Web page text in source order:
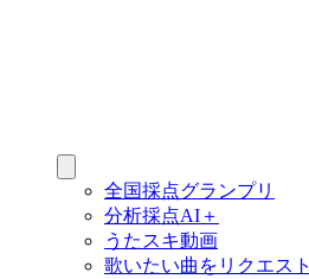
全国採点グランプリ
分析採点AI＋
うたスキ動画
歌いたい曲をリクエスト